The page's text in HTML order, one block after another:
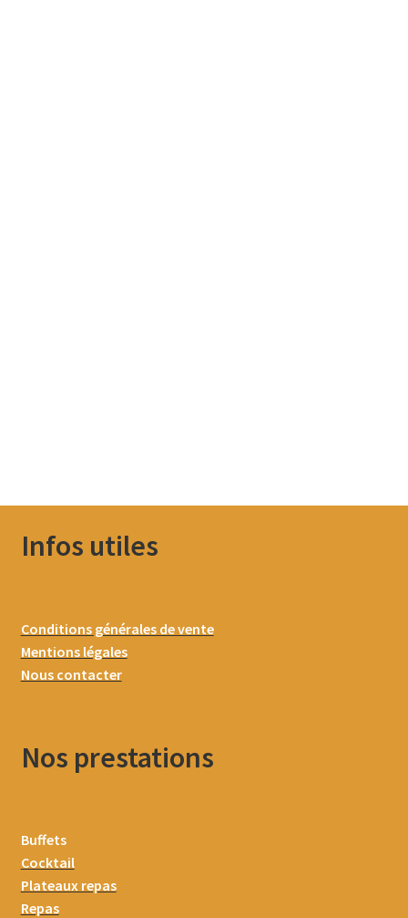
Infos utiles
Conditions générales de vente
Mentions légales
Nous contacter
Nos prestations
Buffets
Cocktail
Plateaux repas
Repas